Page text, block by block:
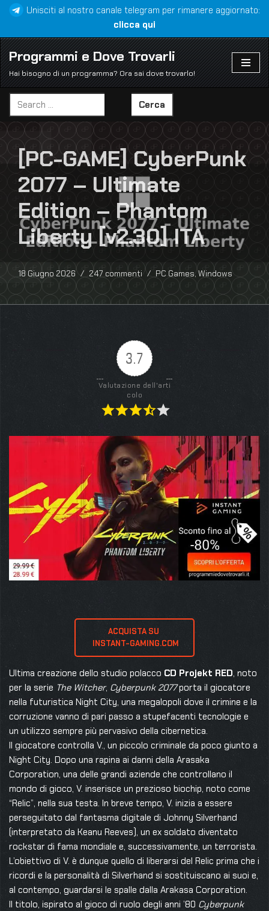
al
contenuto
Unisciti al nostro canale telegram per rimanere aggiornato:
clicca qui
Programmi e Dove Trovarli
Hai bisogno di un programma? Ora sai dove trovarlo!
Cerca
[PC-GAME] CyberPunk
2077 – Ultimate
Edition – Phantom
Liberty [v2.30] ITA
18 Giugno 2026 247 commenti PC Games,Windows
3.7
Valutazione dell'arti
colo
ACQUISTA SU
INSTANT-GAMING.COM
Ultima creazione dello studio polacco CD Projekt RED, noto
per la serie The Witcher, Cyberpunk 2077porta il giocatore
nella futuristica Night City, una megalopoli dove il crimine e la
corruzione vanno di pari passo a stupefacenti tecnologie e
un utilizzo sempre più pervasivo della cibernetica.
Il giocatore controlla V., un piccolo criminale da poco giunto a
Night City. Dopo una rapina ai danni della Arasaka
Corporation, una delle grandi aziende che controllano il
mondo di gioco, V. inserisce un prezioso biochip, noto come
“Relic”, nella sua testa. In breve tempo, V. inizia a essere
perseguitato dal fantasma digitale di Johnny Silverhand
(interpretato da Keanu Reeves), un ex soldato diventato
rockstar di fama mondiale e, successivamente, un terrorista.
L’obiettivo di V. è dunque quello di liberarsi del Relic prima che i
ricordi e la personalità di Silverhand si sostituiscano ai suoi e,
al contempo, guardarsi le spalle dalla Arakasa Corporation.
Il titolo, ispirato al gioco di ruolo degli anni ’80 Cyberpunk